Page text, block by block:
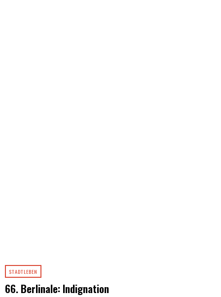
STADTLEBEN
66. Berlinale: Indignation